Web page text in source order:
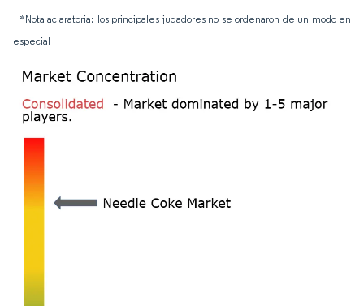
*Nota aclaratoria: los principales jugadores no se ordenaron de un modo en
especial